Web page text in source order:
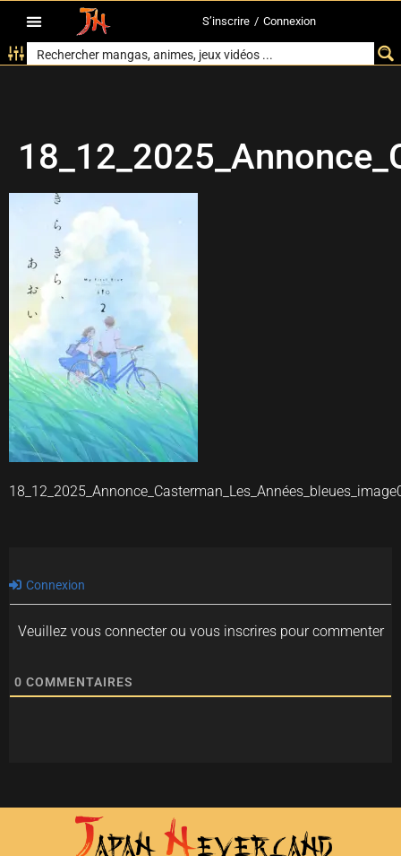
S’inscrire / Connexion
Connexion
Veuillez vous connecter ou vous inscrires pour commenter
0 COMMENTAIRES